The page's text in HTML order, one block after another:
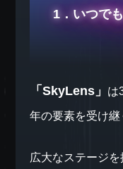
1．いつで
「SkyLens」 は
年の要素を受け継
広大なステージ